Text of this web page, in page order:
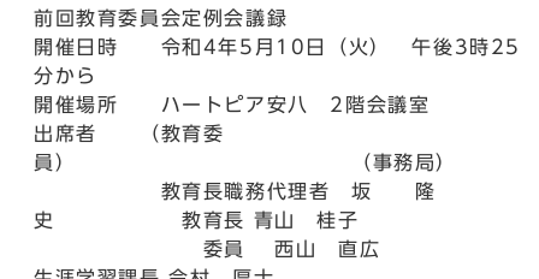
前回教育委員会定例会議録
開催日時 令和4年5月10日（火） 午後3時25
分から
開催場所 ハートピア安八 2階会議室
出席者 （教育委
員） （事務局）
教育長職務代理者 坂 隆
史 教育長 青山 桂子
委員 西山 直広